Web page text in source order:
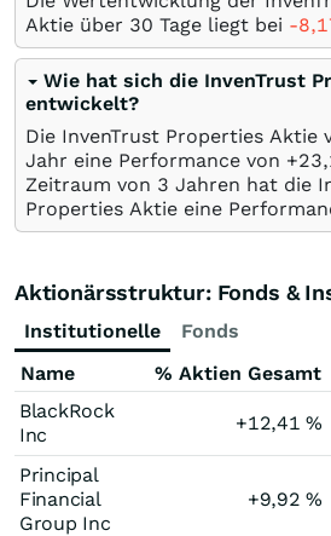
Aktie über 30 Tage liegt bei -
Wie hat sich die InvenTrust
entwickelt?
Die InvenTrust Properties Aktie
Jahr eine Performance von
Zeitraum von 3 Jahren hat die
Properties Aktie eine
Aktionärsstruktur: Fonds &
Institutionelle
Fonds
Name
% Aktien Gesamt
BlackRock
Inc
+12,41%
Principal
Financial
Group Inc
+9,92%